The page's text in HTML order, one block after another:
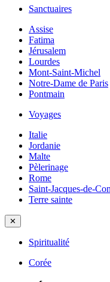
Sanctuaires
Assise
Fatima
Jérusalem
Lourdes
Mont-Saint-Michel
Notre-Dame de Paris
Pontmain
Voyages
Italie
Jordanie
Malte
Pèlerinage
Rome
Saint-Jacques-de-
Terre sainte
✕
Spiritualité
Corée